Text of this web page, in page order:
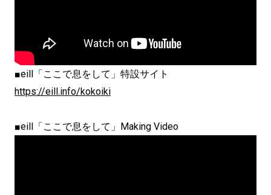
■eill「ここで息をして」特設サイト
https://eill.info/kokoiki
■eill「ここで息をして」Making Video